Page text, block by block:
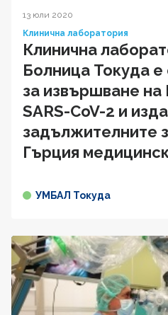
13 юли 2020
Клинична лаборатория
Клинична
Болница Токуда
за извършване на
SARS-CoV-2 и
задължителните
Гърция
УМБАЛ Токуда